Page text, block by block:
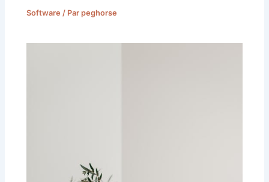
Software / Parpeghorse